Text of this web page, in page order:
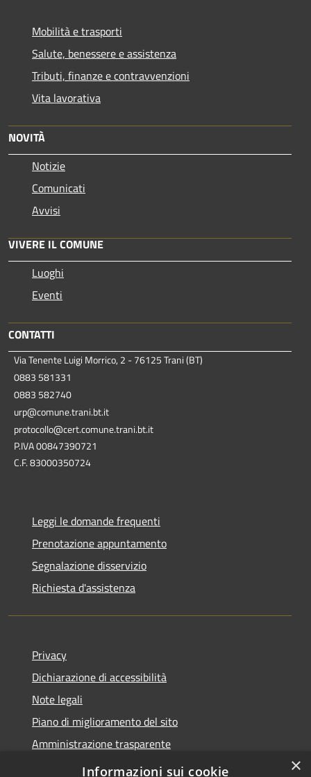
Mobilità e trasporti
Salute, benessere e assistenza
Tributi, finanze e contravvenzioni
Vita lavorativa
NOVITÀ
Notizie
Comunicati
Avvisi
VIVERE IL COMUNE
Luoghi
Eventi
CONTATTI
Via Tenente Luigi Morrico, 2 - 76125 Trani (BT)
0883 581331
0883 582740
urp@comune.trani.bt.it
protocollo@cert.comune.trani.bt.it
P.IVA 00847390721
C.F. 83000350724
Leggi le domande frequenti
Prenotazione appuntamento
Segnalazione disservizio
Richiesta d'assistenza
Privacy
Dichiarazione di accessibilità
Note legali
Piano di miglioramento del sito
Amministrazione trasparente
Albo Pretorio
×
Informazioni sui cookie